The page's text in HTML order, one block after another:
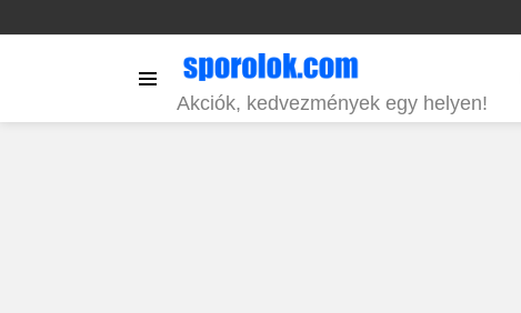
Akciók, kedvezmények egy helyen!